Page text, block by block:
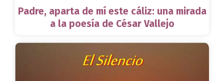
Padre, aparta de mí este cáliz: una mirada
a la poesía de César Vallejo